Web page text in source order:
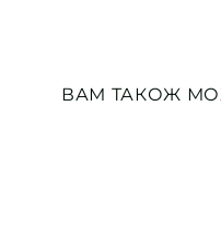
ВАМ ТАКОЖ